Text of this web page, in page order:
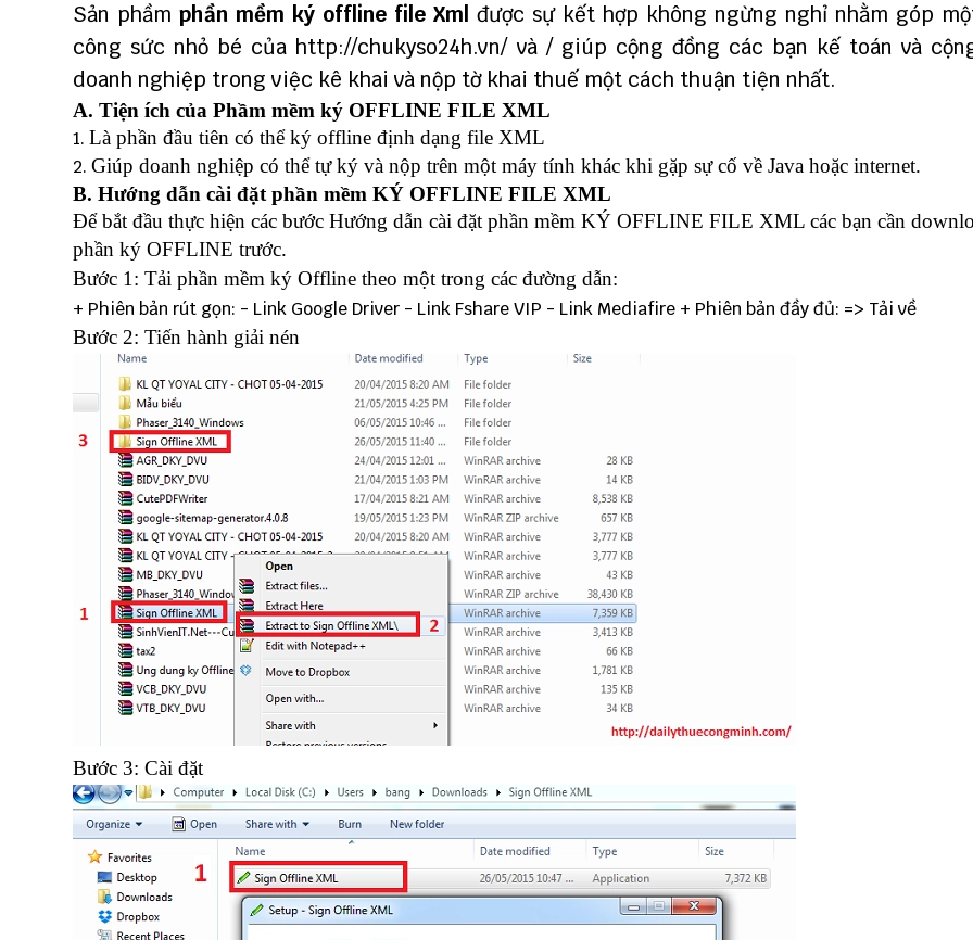
Sản phầmphần mềm ký offline file Xml được sự kết hợp không ngừng nghỉ nhằm góp
công sức nhỏ bé của http://chukyso24h.vn/và /giúp cộng đồng các bạn kế toán và
doanh nghiệp trong việc kê khai và nộp tờ khai thuế một cách thuận tiện nhất.
A. Tiện ích của Phầm mềm ký OFFLINE FILE XML
Là phần đầu tiên có thể ký offline định dạng file XML
Giúp doanh nghiệp có thể tự ký và nộp trên một máy tính khác khi gặp sự cố về Java hoặc internet.
B. Hướng dẫn cài đặt phần mềm KÝ OFFLINE FILE XML
Để bắt đầu thực hiện các bước Hướng dẫn cài đặt phần mềm KÝ OFFLINE FILE XML các bạn cần
phần ký OFFLINE trước.
Bước 1: Tải phần mềm ký Offline theo một trong các đường dẫn:
+ Phiên bản rút gọn: - Link Google Driver - Link Fshare VIP - Link Mediafire + Phiên bản đầy đủ: => Tải về
Bước 2: Tiến hành giải nén
Bước 3: Cài đặt